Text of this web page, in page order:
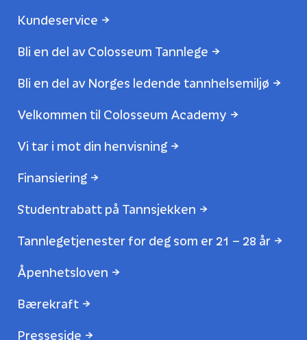
Kundeservice
Bli en del av Colosseum Tannlege
Bli en del av Norges ledende tannhelsemiljø
Velkommen til Colosseum Academy
Vi tar i mot din henvisning
Finansiering
Studentrabatt på Tannsjekken
Tannlegetjenester for deg som er 21 – 28 år
Åpenhetsloven
Bærekraft
Presseside